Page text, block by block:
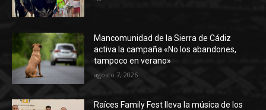
Mancomunidad de la Sierra de Cádiz
activa la campaña «No los abandones,
tampoco en verano»
agosto 7, 2026
Raíces Family Fest lleva la música de los